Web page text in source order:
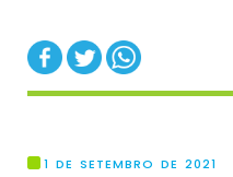
1 DE SETEMBRO DE 2021